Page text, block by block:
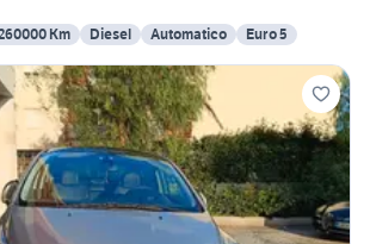
Km Diesel Automatico Euro 5